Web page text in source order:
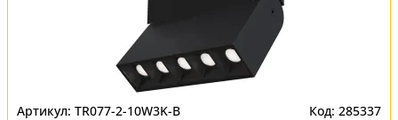
TR077-2-10W3K-B 285337